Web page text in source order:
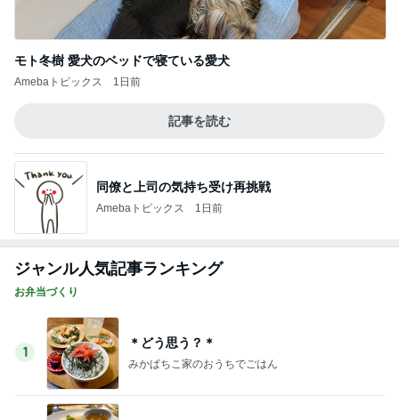
モト冬樹 愛犬のベッドで寝ている愛犬
Amebaトピックス 1日前
記事を読む
同僚と上司の気持ち受け再挑戦
Amebaトピックス 1日前
ジャンル人気記事ランキング
お弁当づくり
1
＊どう思う？＊
みかぱちこ家のおうちでごはん